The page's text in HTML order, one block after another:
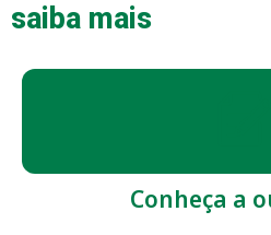
saiba mais
Conheça a